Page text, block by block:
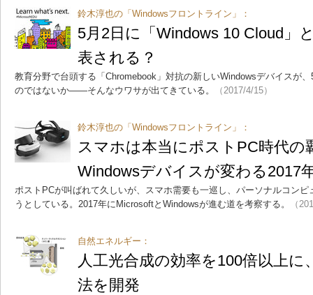
鈴木淳也の「Windowsフロントライン」：
5月2日に「Windows 10 Cloud」
表される？
教育分野で台頭する「Chromebook」対抗の新しいWindowsデバイスが
のではないか――そんなウワサが出てきている。
（2017/4/15）
鈴木淳也の「Windowsフロントライン」：
スマホは本当にポストPC時代
Windowsデバイスが変わる2017
ポストPCが叫ばれて久しいが、スマホ需要も一巡し、パーソナルコン
うとしている。2017年にMicrosoftとWindowsが進む道を考察する。
（
自然エネルギー：
人工光合成の効率を100倍以上に
法を開発